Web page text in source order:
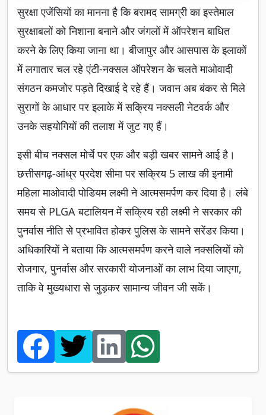
सुरक्षा एजेंसियों का मानना है कि बरामद सामग्री का इस्तेमाल
सुरक्षाबलों को निशाना बनाने और जंगलों में ऑपरेशन बाधित
करने के लिए किया जाना था। बीजापुर और आसपास के इलाकों
में लगातार चल रहे एंटी-नक्सल ऑपरेशन के चलते माओवादी
संगठन कमजोर पड़ते दिखाई दे रहे हैं। जवान अब बंकर से मिले
सुरागों के आधार पर इलाके में सक्रिय नक्सली नेटवर्क और
उनके सहयोगियों की तलाश में जुट गए हैं।
इसी बीच नक्सल मोर्चे पर एक और बड़ी खबर सामने आई है।
छत्तीसगढ़-आंध्र प्रदेश सीमा पर सक्रिय 5 लाख की इनामी
महिला माओवादी पोडियम लक्ष्मी ने आत्मसमर्पण कर दिया है। लंबे
समय से PLGA बटालियन में सक्रिय रही लक्ष्मी ने सरकार की
पुनर्वास नीति से प्रभावित होकर पुलिस के सामने सरेंडर किया।
अधिकारियों ने बताया कि आत्मसमर्पण करने वाले नक्सलियों को
रोजगार, पुनर्वास और सरकारी योजनाओं का लाभ दिया जाएगा,
ताकि वे मुख्यधारा से जुड़कर सामान्य जीवन जी सकें।